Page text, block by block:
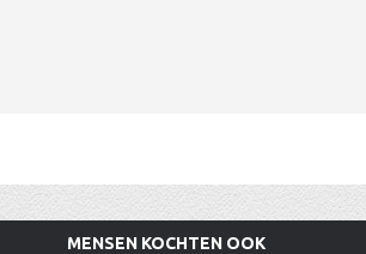
MENSEN KOCHTEN OOK